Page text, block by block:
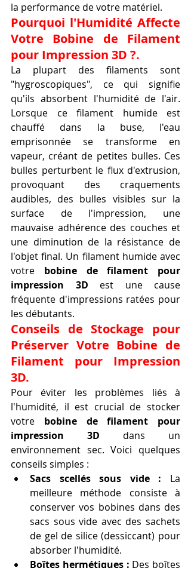
la performance de votre matériel.
Pourquoi l'Humidité Affecte
Votre Bobine de Filament
pour Impression 3D ?.
La plupart des filaments sont
"hygroscopiques", ce qui signifie
qu'ils absorbent l'humidité de l'air.
Lorsque ce filament humide est
chauffé dans la buse, l'eau
emprisonnée se transforme en
vapeur, créant de petites bulles. Ces
bulles perturbent le flux d'extrusion,
provoquant des craquements
audibles, des bulles visibles sur la
surface de l'impression, une
mauvaise adhérence des couches et
une diminution de la résistance de
l'objet final. Un filament humide avec
votre bobine de filament pour
impression 3D est une cause
fréquente d'impressions ratées pour
les débutants.
Conseils de Stockage pour
Préserver Votre Bobine de
Filament pour Impression
3D.
Pour éviter les problèmes liés à
l'humidité, il est crucial de stocker
votre bobine de filament pour
impression 3D dans un
environnement sec. Voici quelques
conseils simples :
Sacs scellés sous vide : La
meilleure méthode consiste à
conserver vos bobines dans des
sacs sous vide avec des sachets
de gel de silice (dessiccant) pour
absorber l'humidité.
Boîtes hermétiques : Des boîtes